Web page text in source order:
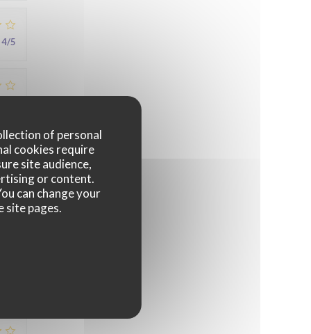
of personal
cookies require
site audience,
or content.
can change your
site pages.
4/5
5/5